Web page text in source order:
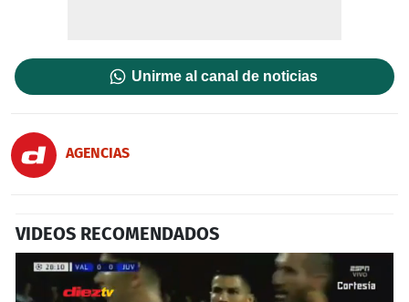
Unirme al canal de noticias
AGENCIAS
VIDEOS RECOMENDADOS